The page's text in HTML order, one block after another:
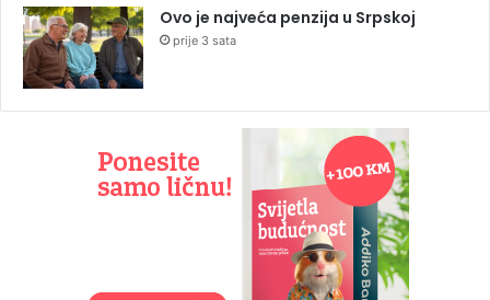
Ovo je najveća penzija u Srpskoj
prije 3 sata